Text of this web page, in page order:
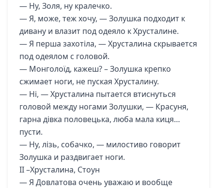
— Ну, Золя, ну кралечко.
— Я, може, теж хочу, — Золушка подходит к
дивану и влазит под одеяло к Хрусталине.
— Я перша захотіла, — Хрусталина скрывается
под одеялом с головой.
— Монголоїд, кажеш? – Золушка крепко
сжимает ноги, не пуская Хрусталину.
— Ні, — Хрусталина пытается втиснуться
головой между ногами Золушки, — Красуня,
гарна дівка половецька, люба мала киця…
пусти.
— Ну, лізь, собачко, — милостиво говорит
Золушка и раздвигает ноги.
ІІ –Хрусталина, Стоун
— Я Довлатова очень уважаю и вообще